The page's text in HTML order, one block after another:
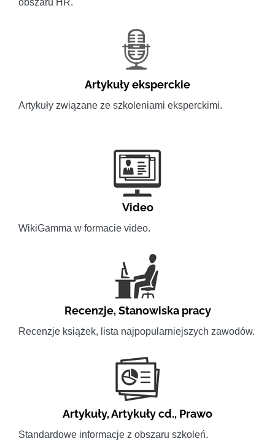
obszaru HR.
Artykuły eksperckie
Artykuły związane ze szkoleniami eksperckimi.
Video
WikiGamma w formacie video.
Recenzje,Stanowiska pracy
Recenzje książek, lista najpopularniejszych zawodów.
Artykuły,Artykuły cd., Prawo
Standardowe informacje z obszaru szkoleń.